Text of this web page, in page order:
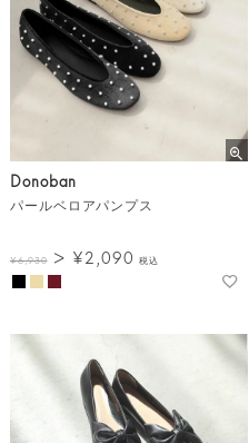
Donoban
パールベロアパンプス
¥6,930 ¥2,090 税込